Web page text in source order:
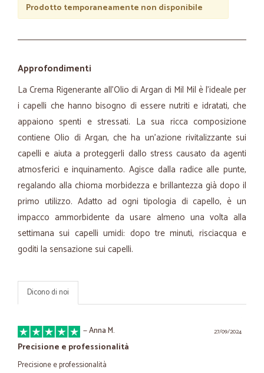
Prodotto temporaneamente non disponibile
Approfondimenti
La Crema Rigenerante all'Olio di Argan di Mil Mil è l'ideale per
i capelli che hanno bisogno di essere nutriti e idratati, che
appaiono spenti e stressati. La sua ricca composizione
contiene Olio di Argan, che ha un'azione rivitalizzante sui
capelli e aiuta a proteggerli dallo stress causato da agenti
atmosferici e inquinamento. Agisce dalla radice alle punte,
regalando alla chioma morbidezza e brillantezza già dopo il
primo utilizzo. Adatto ad ogni tipologia di capello, è un
impacco ammorbidente da usare almeno una volta alla
settimana sui capelli umidi: dopo tre minuti, risciacqua e
goditi la sensazione sui capelli.
Dicono di noi
27/09/2024
—Anna M.
Precisione e professionalità
Precisione e professionalità